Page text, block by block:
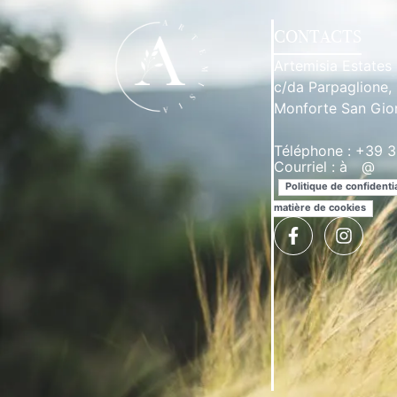
CONTACTS
Artemisia Estates
c/da Parpaglione,
Monforte San
Téléphone : +39
Courriel : à ** @
Politique de
matière de cookies